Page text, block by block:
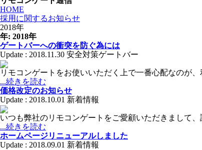
HOME
採用に関するお知らせ
2018年
年: 2018年
ゲートバーへの衝突を防ぐ為には
Update : 2018.11.30 安全対策ゲートバー
リモコンゲートをお使いいただく上で一番心配なのが
...続きを読む
価格改定のお知らせ
Update : 2018.10.01 新着情報
いつも弊社のリモコンゲートをご愛顧いただきまして
...続きを読む
ホームページリニューアルしました
Update : 2018.09.01 新着情報